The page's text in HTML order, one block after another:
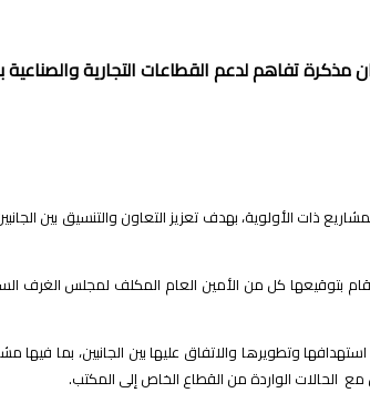
تفاهم لدعم القطاعات التجارية والصناعية
ذات الأولوية، بهدف تعزيز التعاون والتنسيق بين
كل من الأمين العام المكلف لمجلس الغرف
وتطويرها والاتفاق عليها بين الجانبين، بما
الحالات الواردة من القطاع الخاص إلى المكتب.